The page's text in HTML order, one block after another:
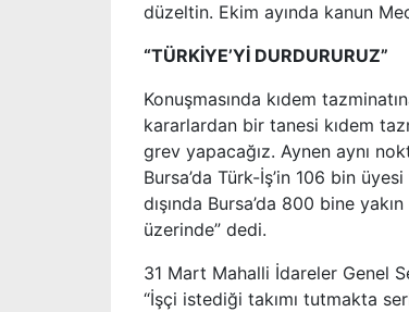
düzeltin. Ekim ayında kanun
“TÜRKİYE’Yİ DURDURURUZ”
Konuşmasında kıdem
kararlardan bir tanesi kıdem
grev yapacağız. Aynen aynı
Bursa’da Türk-İş’in 106 bin
dışında Bursa’da 800 bine
üzerinde” dedi.
31 Mart Mahalli İdareler Genel
“İşçi istediği takımı tutmakta